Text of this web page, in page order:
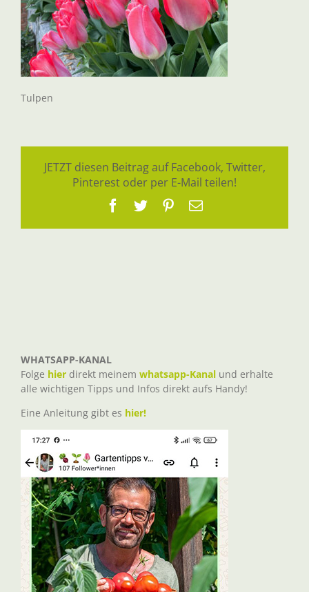
Tulpen
JETZT diesen Beitrag auf Facebook, Twitter,
Pinterest oder per E-Mail teilen!
Facebook
TwitterPinterest
E-
WHATSAPP-KANAL
Folge hier direkt meinem whatsapp-Kanal und erhalte
alle wichtigen Tipps und Infos direkt aufs Handy!
Eine Anleitung gibt es hier!